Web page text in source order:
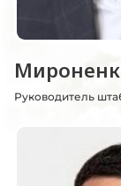
Руководитель